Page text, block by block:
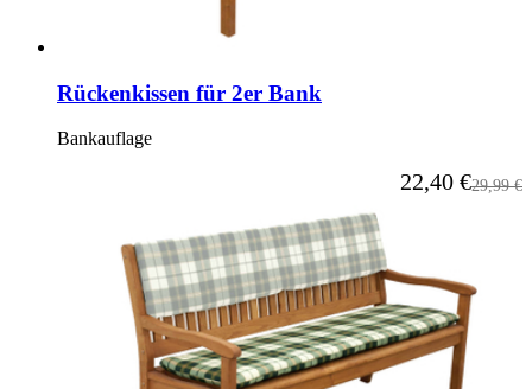
Rückenkissen für 2er Bank
Bankauflage
Ab
22,40 €29,99 €